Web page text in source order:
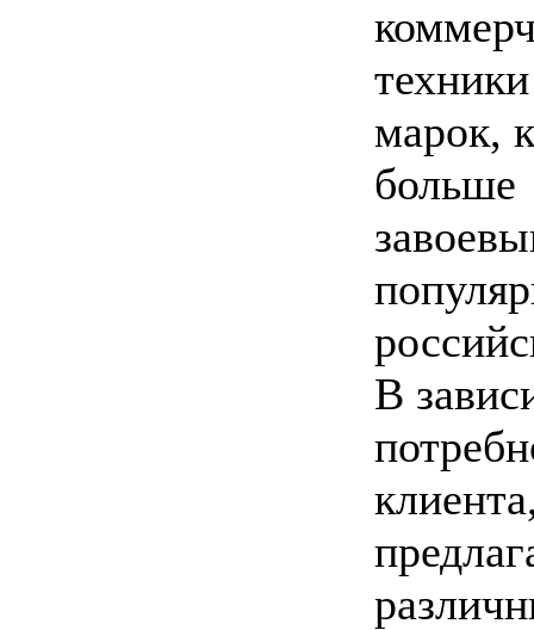
марок,
больше
В